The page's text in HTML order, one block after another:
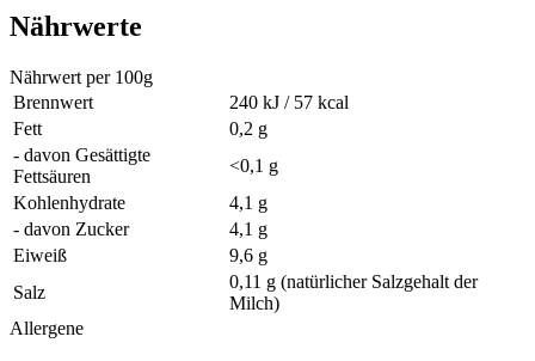
Nährwerte
Nährwert per 100g
Brennwert
240 kJ / 57 kcal
Fett
0,2 g
- davon Gesättigte
Fettsäuren
<0,1 g
Kohlenhydrate
4,1 g
- davon Zucker
4,1 g
Eiweiß
9,6 g
Salz
0,11 g (natürlicher Salzgehalt der
Milch)
Allergene